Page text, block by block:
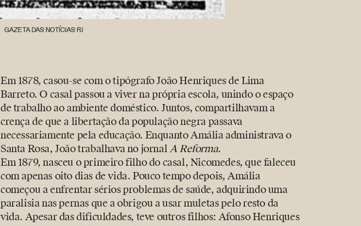
GAZETA DAS NOTÍCIAS RJ
Em 1878, casou-se com o tipógrafo João Henriques de Lima
Barreto. O casal passou a viver na própria escola, unindo o espaço
de trabalho ao ambiente doméstico. Juntos, compartilhavam a
crença de que a libertação da população negra passava
necessariamente pela educação. Enquanto Amália administrava o
Santa Rosa, João trabalhava no jornalA Reforma.
Em 1879, nasceu o primeiro filho do casal, Nicomedes, que faleceu
com apenas oito dias de vida. Pouco tempo depois, Amália
começou a enfrentar sérios problemas de saúde, adquirindo uma
paralisia nas pernas que a obrigou a usar muletas pelo resto da
vida. Apesar das dificuldades, teve outros filhos: Afonso Henriques